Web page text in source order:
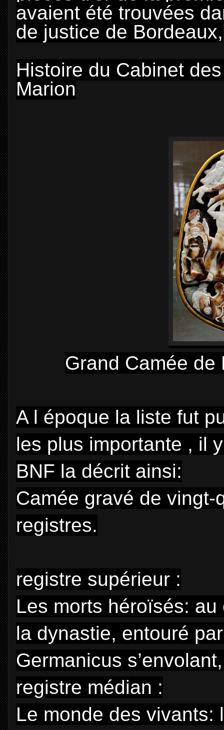
avaient été trouvées
de justice de Bordeaux,
Histoire du Cabinet
Marion
Grand Camée
A l époque la liste fut
les plus importante , il
BNF la décrit ainsi:
Camée gravé de
registres.
registre supérieur :
Les morts héroïsés:
la dynastie, entouré
Germanicus
registre médian :
Le monde des vivants: